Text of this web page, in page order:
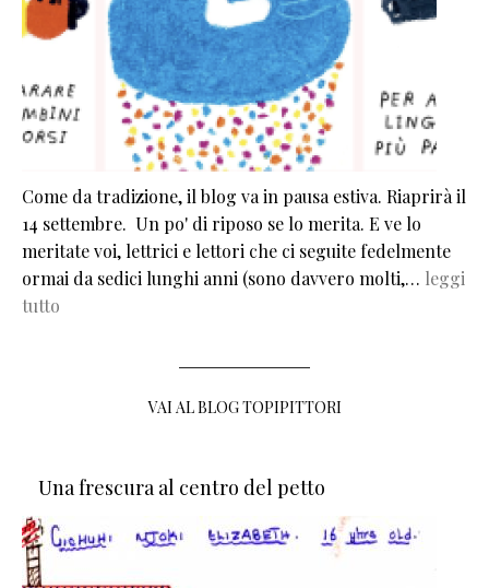
Come da tradizione, il blog va in pausa estiva. Riaprirà il
14 settembre. Un po' di riposo se lo merita. E ve lo
meritate voi, lettrici e lettori che ci seguite fedelmente
ormai da sedici lunghi anni (sono davvero molti,… leggi
tutto
VAI AL BLOG TOPIPITTORI
Una frescura al centro del petto